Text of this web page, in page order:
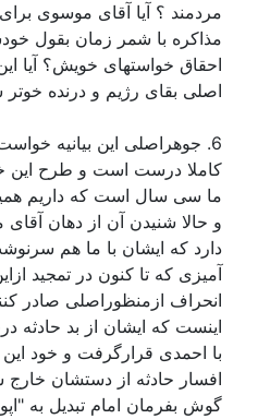
مردمند ؟ آیا آقای موسوی
مذاکره با شمر زمان بقول
احقاق خواستهای خویش؟ آیا
اصلی بقای رژیم و درنده خوتر
6. جوهراصلی این بیانیه
کاملا درست است و طرح این
ما سی سال است که داریم
و حالا شنیدن آن از دهان
دارد که ایشان با ما هم
آمیزی که تا کنون در تمجید
انحراف ازمنظوراصلی صادر
اینست که ایشان از بد حادثه
با احمدی قرارگرفت و خود
افسار حادثه از دستشان
گوش بفرمان امام تبدیل به